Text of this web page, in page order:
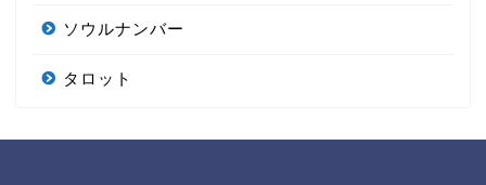
ソウルナンバー
タロット